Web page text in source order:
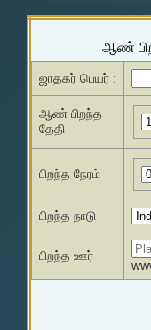
ஆண்
ஜாதகர் பெயர் :
ஆண் பிறந்த
தேதி
பிறந்த நேரம்
பிறந்த நாடு
பிறந்த ஊர்